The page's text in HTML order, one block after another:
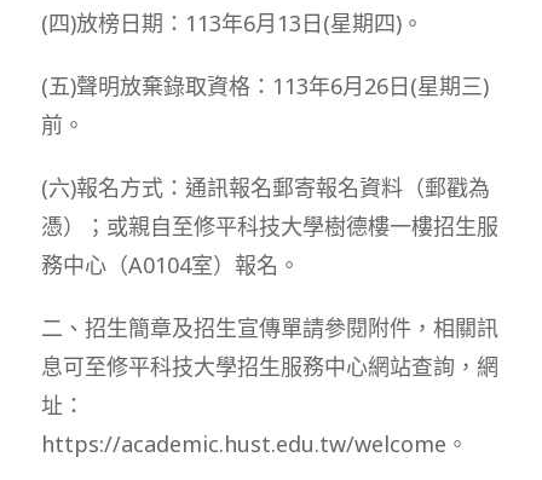
(四)放榜日期：113年6月13日(星期四)。
(五)聲明放棄錄取資格：113年6月26日(星期三)
前。
(六)報名方式：通訊報名郵寄報名資料（郵戳為
憑）；或親自至修平科技大學樹德樓一樓招生服
務中心（A0104室）報名。
二、招生簡章及招生宣傳單請參閱附件，相關訊
息可至修平科技大學招生服務中心網站查詢，網
址：
https://academic.hust.edu.tw/welcome。